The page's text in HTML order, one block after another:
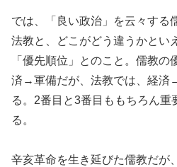
では、「良い政治」を云々する
法教と、どこがどう違うかとい
「優先順位」
とのこと 。儒教の
済→軍備だが、法教では、経
る。 2番目と3番目 ももちろん重
る。
辛亥革命を生き延びた儒教だが